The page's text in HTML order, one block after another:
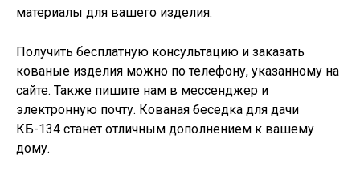
материалы для вашего изделия.
Получить бесплатную консультацию и заказать
кованые изделия можно по телефону, указанному на
сайте. Также пишите нам в мессенджер и
электронную почту. Кованая беседка для дачи
КБ-134 станет отличным дополнением к вашему
дому.